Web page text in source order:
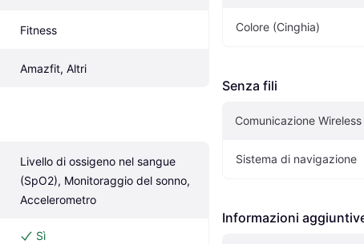
Fitness
Amazfit, Altri
Livello di ossigeno nel sangue
(SpO2), Monitoraggio del sonno,
Accelerometro
Sì
Colore (Cinghia)
Senza fili
Comunicazione Wireless
Sistema di navigazione
Informazioni